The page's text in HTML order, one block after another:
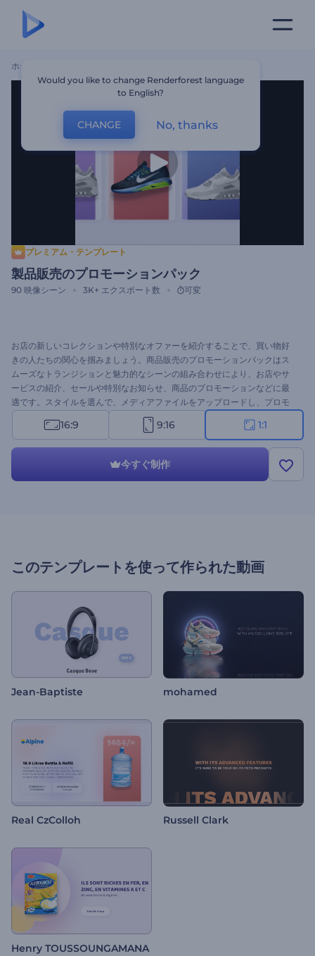
ホーム
プレミアム・テンプレート
製品販売のプロモーションパック
90 映像シーン 3K+ エクスポート数 可変
お店の新しいコレクションや特別なオファーを紹介することで、買い物好
きの人たちの関心を掴みましょう。商品販売のプロモーションパックはス
ムーズなトランジションと魅力的なシーンの組み合わせにより、お店やサ
ービスの紹介、セールや特別なお知らせ、商品のプロモーションなどに最
適です。スタイルを選んで、メディアファイルをアップロードし、プロモ
ーションテキストを入力すれば、プロモが魔法をかける準備が整います。
今すぐ、このテンプレートをお試しください。
16:9 9:16 1:1
今すぐ制作
このテンプレートを使って作られた動画
Jean-Baptiste mohamed
Real CzColloh Russell Clark
Henry TOUSSOUNGAMANA
Would you like to change Renderforest language
to English?
CHANGE No, thanks